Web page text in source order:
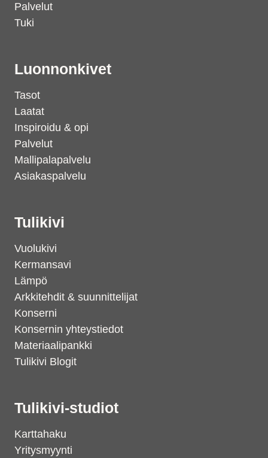
Palvelut
Tuki
Luonnonkivet
Tasot
Laatat
Inspiroidu & opi
Palvelut
Mallipalapalvelu
Asiakaspalvelu
Tulikivi
Vuolukivi
Kermansavi
Lämpö
Arkkitehdit & suunnittelijat
Konserni
Konsernin yhteystiedot
Materiaalipankki
Tulikivi Blogit
Tulikivi-studiot
Karttahaku
Yritysmyynti